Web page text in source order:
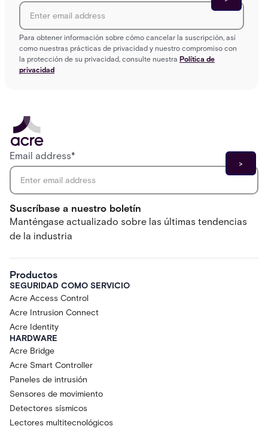
Para obtener información sobre cómo cancelar la suscripción, así
como nuestras prácticas de privacidad y nuestro compromiso con
la protección de su privacidad, consulte nuestra Política de
privacidad
Suscríbase a nuestro boletín
Manténgase actualizado sobre las últimas tendencias
de la industria
Email address*
Productos
SEGURIDAD COMO SERVICIO
Acre Access Control
Acre Intrusion Connect
Acre Identity
HARDWARE
Acre Bridge
Acre Smart Controller
Paneles de intrusión
Sensores de movimiento
Detectores sísmicos
Lectores multitecnológicos